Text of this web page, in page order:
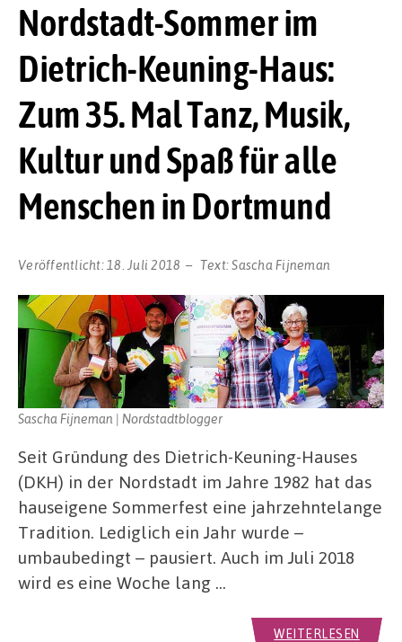
Nordstadt-Sommer im
Dietrich-Keuning-Haus:
Zum 35. Mal Tanz, Musik,
Kultur und Spaß für alle
Menschen in Dortmund
Veröffentlicht: 18. Juli 2018 Text:Sascha Fijneman
Sascha Fijneman | Nordstadtblogger
Seit Gründung des Dietrich-Keuning-Hauses
(DKH) in der Nordstadt im Jahre 1982 hat das
hauseigene Sommerfest eine jahrzehntelange
Tradition. Lediglich ein Jahr wurde –
umbaubedingt – pausiert. Auch im Juli 2018
wird es eine Woche lang …
WEITERLESEN